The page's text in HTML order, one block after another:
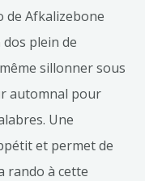
de Afkalizebone
dos plein de
sillonner sous
automnal pour
Une
et permet de
rando à cette